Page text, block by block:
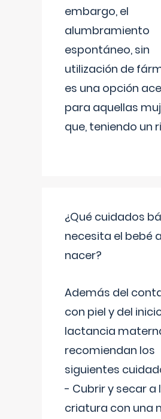
embargo, el
alumbramiento
espontáneo, sin
utilización de
es una opción
para aquellas
que, teniendo un
¿Qué cuidados
necesita el bebé
nacer?
Además del
con piel y del
lactancia
recomiendan los
siguientes
- Cubrir y secar a
criatura con una